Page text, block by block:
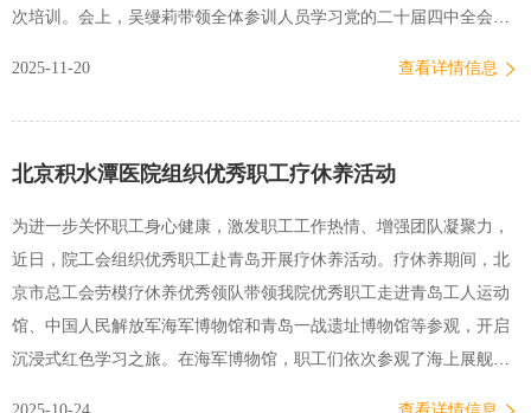
次培训。会上，吴缦莉带领全体参训人员学习党的二十届四中全会精
院工会工作实践，吴缦莉总结了近年来聚焦职工“急难愁盼”的民生实
节日慰问、职工子女托管服…
2025-11-20 查看详情信息
北京积水潭医院组织优秀职工疗休养活动
为进一步关怀职工身心健康，激发职工工作热情、增强团队凝聚力，
近日，院工会组织优秀职工赴青岛开展疗休养活动。疗休养期间，北
京市总工会劳模疗休养优秀领队带领我院优秀职工走进青岛工人运动
馆、中国人民解放军海军博物馆和青岛一战遗址博物馆等参观，开启
沉浸式红色学习之旅。在海军博物馆，职工们依次参观了海上展舰